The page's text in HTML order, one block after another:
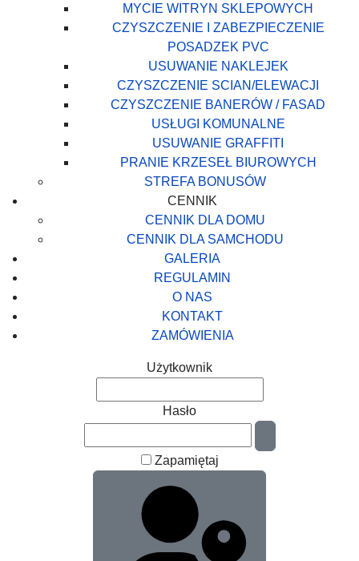
MYCIE WITRYN SKLEPOWYCH
CZYSZCZENIE I ZABEZPIECZENIE
POSADZEK PVC
USUWANIE NAKLEJEK
CZYSZCZENIE SCIAN/ELEWACJI
CZYSZCZENIE BANERÓW / FASAD
USŁUGI KOMUNALNE
USUWANIE GRAFFITI
PRANIE KRZESEŁ BIUROWYCH
STREFA BONUSÓW
CENNIK
CENNIK DLA DOMU
CENNIK DLA SAMCHODU
GALERIA
REGULAMIN
O NAS
KONTAKT
ZAMÓWIENIA
Użytkownik
Hasło
Pokaż hasło
Zapamiętaj